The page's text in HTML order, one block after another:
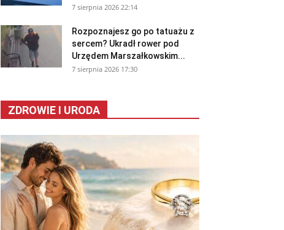
7 sierpnia 2026 22:14
Rozpoznajesz go po tatuażu z
sercem? Ukradł rower pod
Urzędem Marszałkowskim...
7 sierpnia 2026 17:30
ZDROWIE I URODA